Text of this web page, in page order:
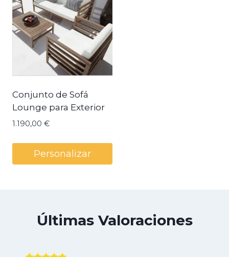
Conjunto de Sofá
Lounge para Exterior
1.190,00 €
Personalizar
Últimas Valoraciones